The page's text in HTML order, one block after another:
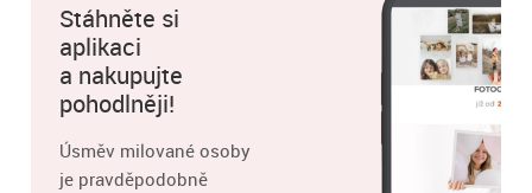
Stáhněte si
aplikaci
a nakupujte
pohodlněji!
Úsměv milované osoby
je pravděpodobně